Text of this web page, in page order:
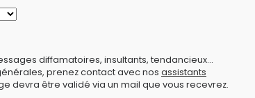
diffamatoires, insultants, tendancieux...
prenez contact avec nos assistants
devra être validé via un mail que vous recevrez.